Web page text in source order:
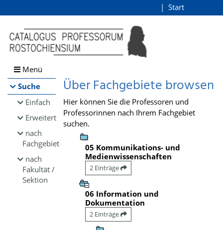
Browsen
direkt zum Inhalt
Start
Menü
Suche
Einfach
Erweitert
nach
Fachgebiet
nach
Fakultät /
Sektion
Über Fachgebiete browsen
Hier können Sie die Professoren und
Professorinnen nach Ihrem Fachgebiet
suchen.
05 Kommunikations- und
Medienwissenschaften
2 Einträge
06 Information und
Dokumentation
2 Einträge